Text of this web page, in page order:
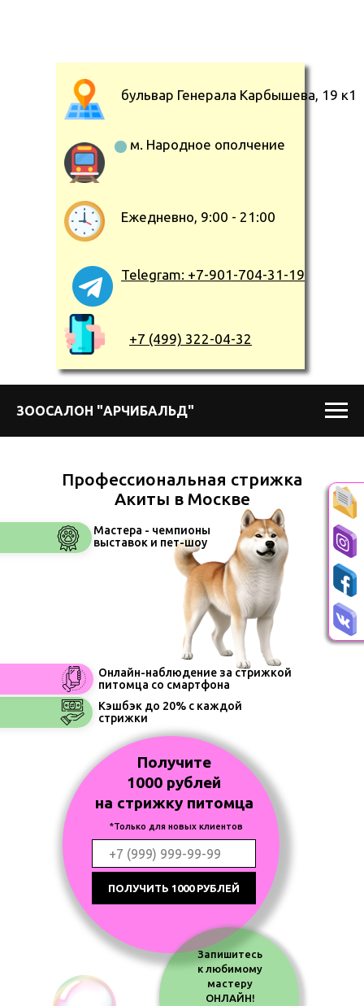
бульвар Генерала Карбышева, 19 к1
м. Народное ополчение
Ежедневно, 9:00 - 21:00
Telegram: +7-901-704-31-19
+7 (499) 322-04-32
ЗООСАЛОН "АРЧИБАЛЬД"
Профессиональная стрижка
Акиты в Москве
Мастера - чемпионы
выставок и пет-шоу
Онлайн-наблюдение за стрижкой
питомца со смартфона
Кэшбэк до 20% с каждой
стрижки
Получите
1000 рублей
на стрижку питомца
Запишитесь
к любимому
мастеру
ОНЛАЙН!
*Только для новых клиентов
ПОЛУЧИТЬ 1000 РУБЛЕЙ